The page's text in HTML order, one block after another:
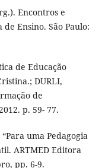
Encontros e
Ensino. São Paulo:
de Educação
DURLI,
de
p. 59- 77.
uma Pedagogia
ARTMED Editora
pp. 6-9.